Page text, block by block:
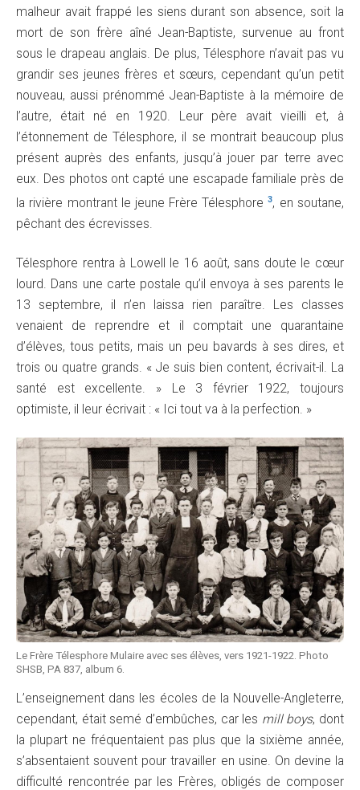
malheur avait frappé les siens durant son absence, soit la
mort de son frère aîné Jean-Baptiste, survenue au front
sous le drapeau anglais. De plus, Télesphore n’avait pas vu
grandir ses jeunes frères et sœurs, cependant qu’un petit
nouveau, aussi prénommé Jean-Baptiste à la mémoire de
l’autre, était né en 1920. Leur père avait vieilli et, à
l’étonnement de Télesphore, il se montrait beaucoup plus
présent auprès des enfants, jusqu’à jouer par terre avec
eux. Des photos ont capté une escapade familiale près de
la rivière montrant le jeune Frère Télesphore3, en soutane,
pêchant des écrevisses.
Télesphore rentra à Lowell le 16 août, sans doute le cœur
lourd. Dans une carte postale qu’il envoya à ses parents le
13 septembre, il n’en laissa rien paraître. Les classes
venaient de reprendre et il comptait une quarantaine
d’élèves, tous petits, mais un peu bavards à ses dires, et
trois ou quatre grands. « Je suis bien content, écrivait-il. La
santé est excellente. » Le 3 février 1922, toujours
optimiste, il leur écrivait : « Ici tout va à la perfection. »
Le Frère Télesphore Mulaire avec ses élèves, vers 1921-1922. Photo
SHSB, PA 837, album 6.
L’enseignement dans les écoles de la Nouvelle-Angleterre,
cependant, était semé d’embûches, car les mill boys, dont
la plupart ne fréquentaient pas plus que la sixième année,
s’absentaient souvent pour travailler en usine. On devine la
difficulté rencontrée par les Frères, obligés de composer